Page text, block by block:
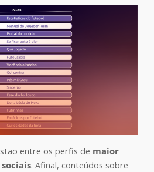
entre os perfis de maior
. Afinal, conteúdos sobre